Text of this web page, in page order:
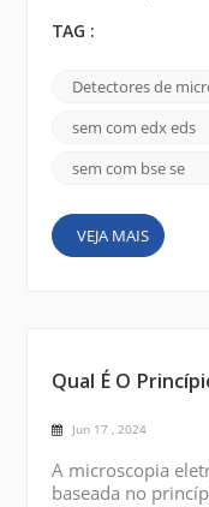
campos.
melhorar o
alguns tipos
de elétrons
TAG :
Detectores de
sem com edx eds
sem com bse se
VEJA MAIS
Qual É O
Jun 17 , 2024
A microscopia
baseada no